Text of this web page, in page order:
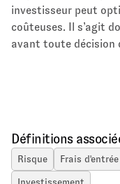
Définitions
Risque Frais d'entrée
Investissement
investisseur peut
coûteuses. Il s’agit
avant toute décision